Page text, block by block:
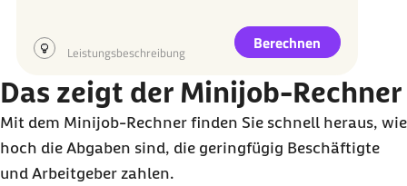
Leistungsbeschreibung Berechnen
Das zeigt der Minijob-Rechner
Mit dem Minijob-Rechner finden Sie schnell heraus, wie
hoch die Abgaben sind, die geringfügig Beschäftigte
und Arbeitgeber zahlen.